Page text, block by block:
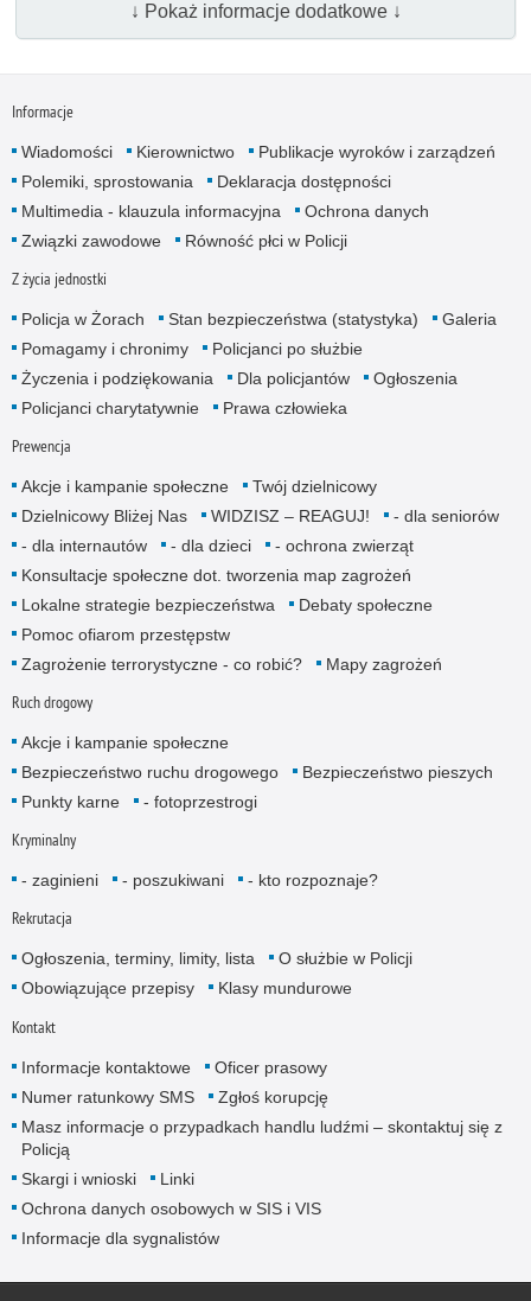
↓ Pokaż informacje dodatkowe ↓
Informacje
Wiadomości Kierownictwo
Publikacje wyroków i zarządzeń
Polemiki, sprostowania
Deklaracja dostępności
Multimedia - klauzula informacyjna
Ochrona danych
Związki zawodowe
Równość płci w Policji
Z życia jednostki
Policja w Żorach Stan bezpieczeństwa (statystyka)
Galeria
Pomagamy i chronimy
Policjanci po służbie
Życzenia i podziękowania
Dla policjantów
Ogłoszenia
Policjanci charytatywnie
Prawa człowieka
Prewencja
Akcje i kampanie społeczne
Twój dzielnicowy
Dzielnicowy Bliżej Nas
WIDZISZ – REAGUJ!
- dla senio­rów
- dla internautów
- dla dzieci
- ochrona zwierząt
Konsultacje społeczne dot. tworzenia map zagrożeń
Lokalne strategie bezpieczeństwa
Debaty społeczne
Pomoc ofiarom przestępstw
Zagrożenie terrorystyczne - co robić?
Mapy zagrożeń
Ruch drogowy
Akcje i kampanie społeczne
Bezpieczeństwo ruchu drogowego
Bezpieczeństwo pieszych
Punkty karne
- fotoprzestrogi
Kryminalny
- zaginieni - poszukiwani - kto rozpoznaje?
Rekrutacja
Ogłoszenia, terminy, limity, lista
O służbie w Policji
Obowiązujące przepisy
Klasy mundurowe
Kontakt
Informacje kontaktowe
Oficer prasowy
Numer ratunkowy SMS
Zgłoś korupcję
Masz informacje o przypadkach handlu ludźmi – skontaktuj się z
Policją
Skargi i wnioski
Linki
Ochrona danych osobowych w SIS i VIS
Informacje dla sygnalistów